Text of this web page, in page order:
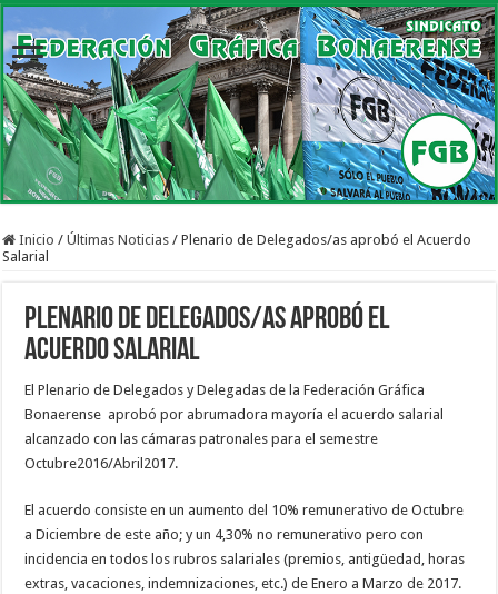
Inicio / Últimas Noticias / Plenario de Delegados/as aprobó el Acuerdo
Salarial
Plenario de Delegados/as aprobó el
Acuerdo Salarial
El Plenario de Delegados y Delegadas de la Federación Gráfica
Bonaerense aprobó por abrumadora mayoría el acuerdo salarial
alcanzado con las cámaras patronales para el semestre
Octubre2016/Abril2017.
El acuerdo consiste en un aumento del 10% remunerativo de Octubre
a Diciembre de este año; y un 4,30% no remunerativo pero con
incidencia en todos los rubros salariales (premios, antigüedad, horas
extras, vacaciones, indemnizaciones, etc.) de Enero a Marzo de 2017.